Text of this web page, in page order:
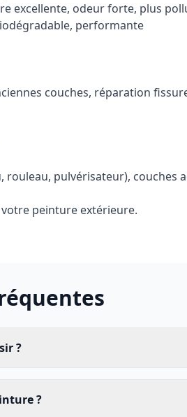
excellente, odeur forte, plus
performante
couches, réparation
rouleau, pulvérisateur), couches
peinture extérieure.
?
?